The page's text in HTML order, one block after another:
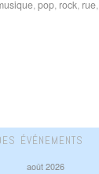
,pop, rock, rue,
ÉVÉNEMENTS
août 2026